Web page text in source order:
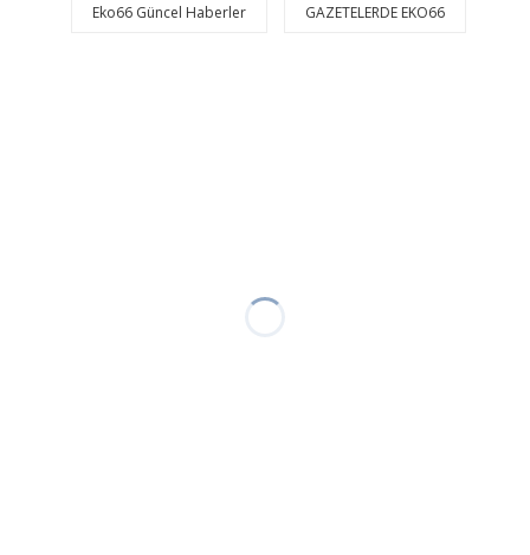
Eko66 Güncel Haberler GAZETELERDE EKO66